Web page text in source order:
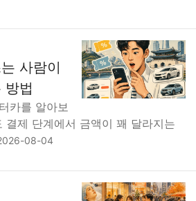
사람이
방법
카를 알아보
결제 단계에서 금액이 꽤 달라지는
08-04